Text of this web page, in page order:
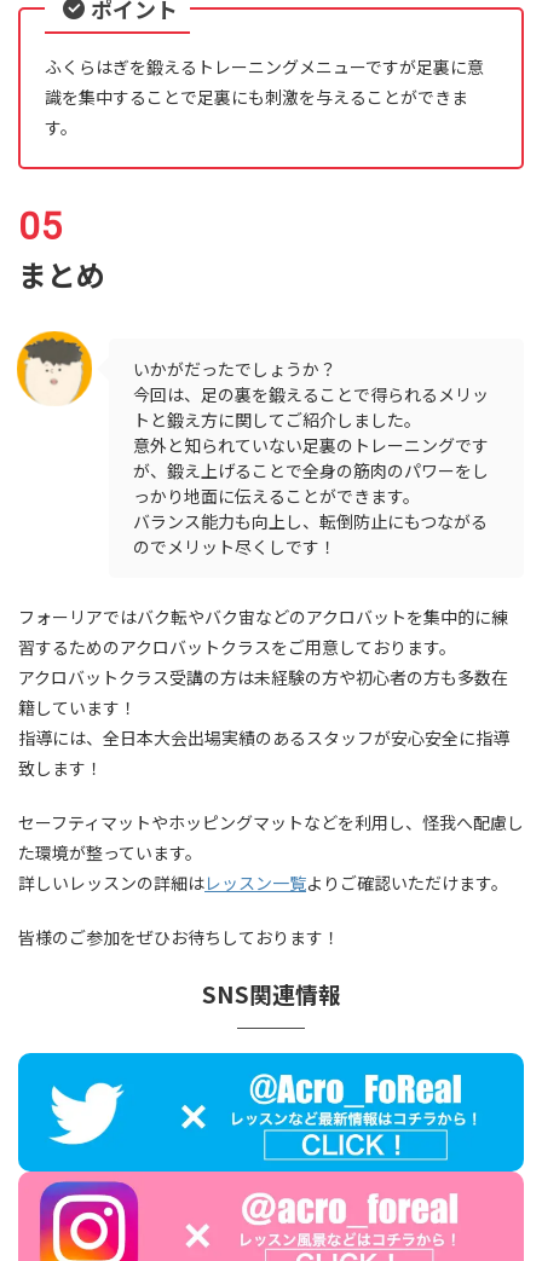
ポイント
ふくらはぎを鍛えるトレーニングメニューですが足裏に意
識を集中することで足裏にも刺激を与えることができま
す。
まとめ
いかがだったでしょうか？
今回は、足の裏を鍛えることで得られるメリッ
トと鍛え方に関してご紹介しました。
意外と知られていない足裏のトレーニングです
が、鍛え上げることで全身の筋肉のパワーをし
っかり地面に伝えることができます。
バランス能力も向上し、転倒防止にもつながる
のでメリット尽くしです！
フォーリアではバク転やバク宙などのアクロバットを集中的に練
習するためのアクロバットクラスをご用意しております。
アクロバットクラス受講の方は未経験の方や初心者の方も多数在
籍しています！
指導には、全日本大会出場実績のあるスタッフが安心安全に指導
致します！
セーフティマットやホッピングマットなどを利用し、怪我へ配慮し
た環境が整っています。
詳しいレッスンの詳細はレッスン一覧よりご確認いただけます。
皆様のご参加をぜひお待ちしております！
SNS関連情報